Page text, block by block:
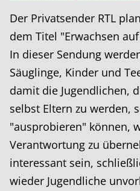
Der Privatsender RTL
dem Titel "Erwachsen
In dieser Sendung
Säuglinge, Kinder und
damit die Jugendlichen,
selbst Eltern zu werden,
"ausprobieren" können,
Verantwortung zu
interessant sein,
wieder Jugendliche